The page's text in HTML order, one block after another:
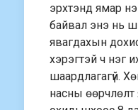
эрхтэнд ямар
байвал энэ нь
явагдахын дохио
хэрэгтэй ч нэг
шаардлагагүй.
насны өөрчлөлт